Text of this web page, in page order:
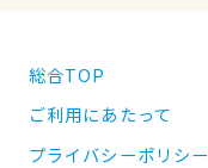
総合TOP
ご利用にあたって
プライバシーポリシー